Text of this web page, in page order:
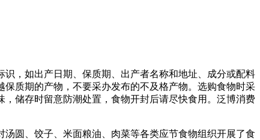
，如出产日期、保质期、出产者名称和地址、成分或配料
质期的产物，不要采办发布的不及格产物。选购食物时采
储存时留意防潮处置，食物开封后请尽快食用。泛博消费
圆、饺子、米面粮油、肉菜等各类应节食物组织开展了食